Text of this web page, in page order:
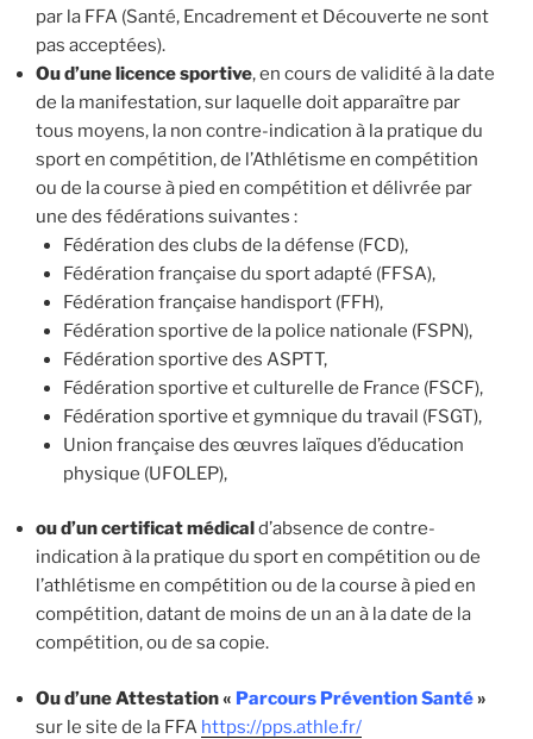
par la FFA (Santé, Encadrement et Découverte ne sont
pas acceptées).
Ou d’une licence sportive, en cours de validité à la date
de la manifestation, sur laquelle doit apparaître par
tous moyens, la non contre-indication à la pratique du
sport en compétition, de l’Athlétisme en compétition
ou de la course à pied en compétition et délivrée par
une des fédérations suivantes :
Fédération des clubs de la défense (FCD),
Fédération française du sport adapté (FFSA),
Fédération française handisport (FFH),
Fédération sportive de la police nationale (FSPN),
Fédération sportive des ASPTT,
Fédération sportive et culturelle de France (FSCF),
Fédération sportive et gymnique du travail (FSGT),
Union française des œuvres laïques d’éducation
physique (UFOLEP),
ou d’un certificat médical d’absence de contre-
indication à la pratique du sport en compétition ou de
l’athlétisme en compétition ou de la course à pied en
compétition, datant de moins de un an à la date de la
compétition, ou de sa copie.
Ou d’une Attestation « Parcours Prévention Santé »
sur le site de la FFA https://pps.athle.fr/